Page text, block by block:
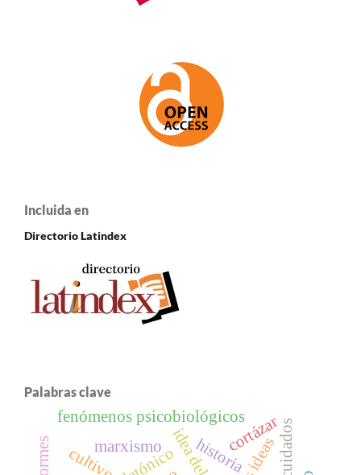
Incluida en
Directorio Latindex
Palabras clave
fenómenos psicobiológicos
cultivo historia
marxismo cortázar